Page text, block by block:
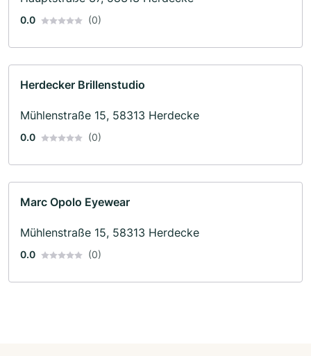
0.0 (0)
Herdecker Brillenstudio
Mühlenstraße 15, 58313 Herdecke
0.0 (0)
Marc Opolo Eyewear
Mühlenstraße 15, 58313 Herdecke
0.0 (0)